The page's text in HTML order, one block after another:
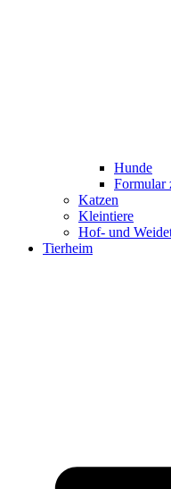
Hunde
Formular
Katzen
Kleintiere
Hof- und
Tierheim